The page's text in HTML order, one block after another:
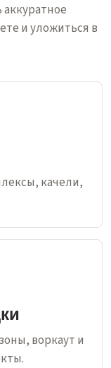
и уложиться в
качели,
воркаут и